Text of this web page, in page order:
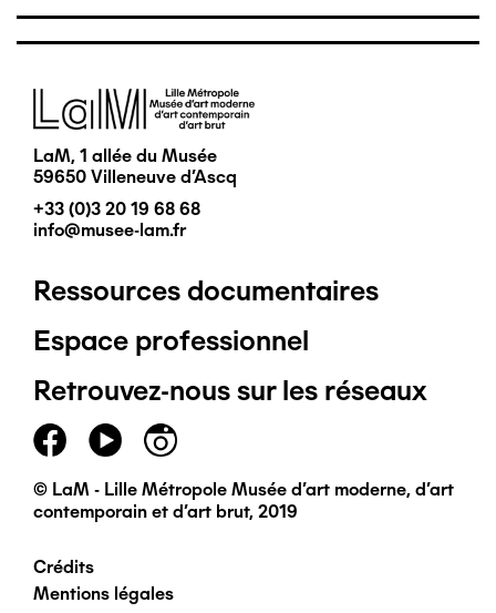
Image
LaM, 1 allée du Musée
59650 Villeneuve d'Ascq
+33 (0)3 20 19 68 68
info@musee-lam.fr
Pied
de
page
principal
Ressources documentaires
Espace professionnel
Retrouvez-nous sur les réseaux
© LaM - Lille Métropole Musée d'art moderne, d'art
contemporain et d'art brut, 2019
Pied
Crédits
Mentions légales